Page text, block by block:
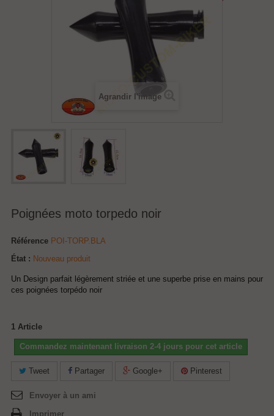
Agrandir l'image
Poignées moto torpedo noir
Référence POI-TORP.BLA
État : Nouveau produit
Un Design parfait légèrement striée et une superbe prise en mains pour
ces poignées torpédo noir
1 Article
Commandez maintenant livraison 2-4 jours pour cet article
Tweet Partager Google+ Pinterest
Envoyer à un ami
Imprimer